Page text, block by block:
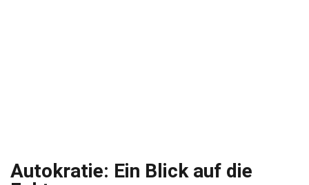
Autokratie: Ein Blick auf die